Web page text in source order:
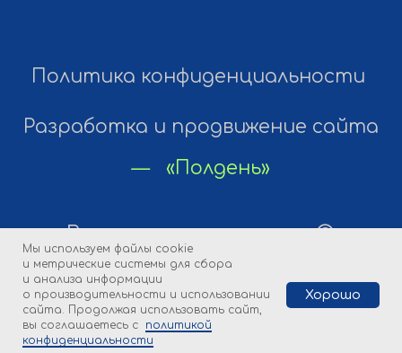
Мы используем файлы cookie
и метрические системы для сбора
и анализа информации
о производительности и использовании
сайта. Продолжая использовать сайт,
вы соглашаетесь с политикой
конфиденциальности
Хорошо